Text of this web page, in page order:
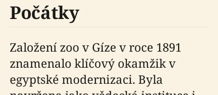
Počátky
Založení zoo v Gíze v roce 1891
znamenalo klíčový okamžik v
egyptské modernizaci. Byla